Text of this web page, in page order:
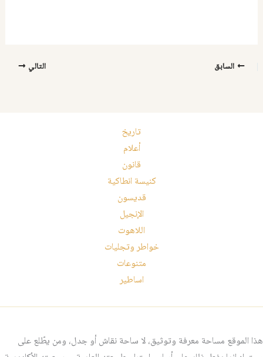
السابق التالي
تاريخ
أعلام
قانون
كنيسة انطاكية
قديسون
الإنجيل
اللاهوت
خواطر وتجليات
متنوعات
اساطير
هذا الموقع مساحة معرفة وتوثيق، لا ساحة نقاش أو جدل، ومن يطّلع على